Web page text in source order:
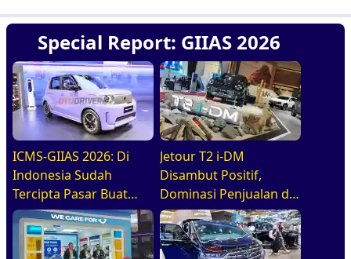
Special Report: GIIAS 2026
ICMS-GIIAS 2026: Di
Indonesia Sudah
Tercipta Pasar Buat
BEV, HEV, Dan PHEV
Jetour T2 i-DM
Disambut Positif,
Dominasi Penjualan di
GIIAS 2026